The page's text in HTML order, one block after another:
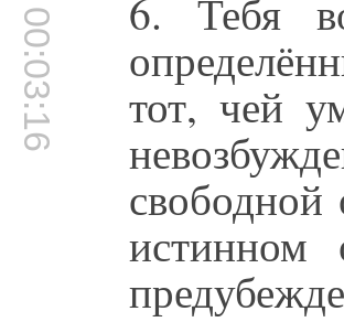
00:03:16 6. Тебя
тот, чей
свободной
истинном